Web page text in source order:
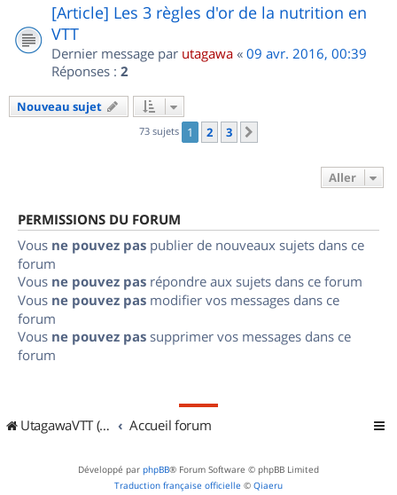
[Article] Les 3 règles d'or de la nutrition en
VTT
Dernier message par utagawa « 09 avr. 2016, 00:39
Réponses : 2
Nouveau sujet
73 sujets 1 2 3
Aller
PERMISSIONS DU FORUM
Vous ne pouvez pas publier de nouveaux sujets dans ce
forum
Vous ne pouvez pas répondre aux sujets dans ce forum
Vous ne pouvez pas modifier vos messages dans ce
forum
Vous ne pouvez pas supprimer vos messages dans ce
forum
UtagawaVTT (Randos VTT et VTTAE avec traces GPS) Accueil forum
Développé par phpBB® Forum Software © phpBB Limited
Traduction française officielle © Qiaeru